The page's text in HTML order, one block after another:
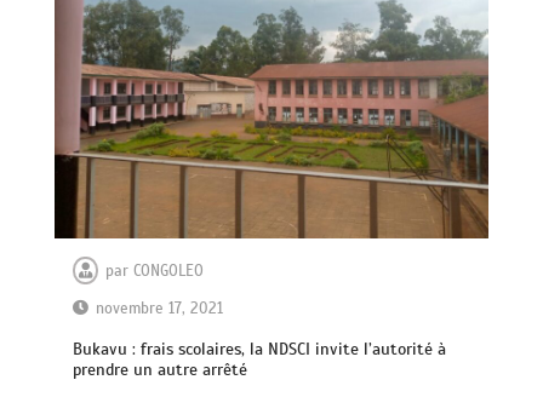
parCONGOLEO
novembre 17, 2021
Bukavu : frais scolaires, la NDSCI invite l’autorité à
prendre un autre arrêté